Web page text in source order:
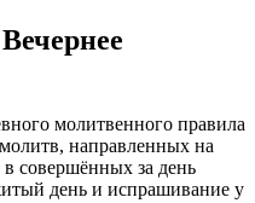
молитвенного правила
направленных на
совершённых за день
день и испрашивание у